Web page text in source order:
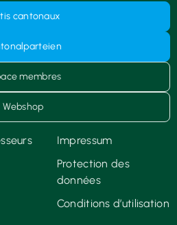
Impressum
Protection des
données
Conditions d’utilisation
cantonaux
membres
Webshop